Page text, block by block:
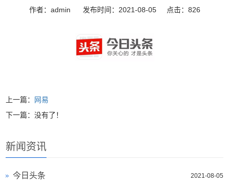
作者：admin 发布时间：2021-08-05 点击：826
上一篇：
网易
下一篇：没有了！
新闻资讯
2021-08-05
今日头条